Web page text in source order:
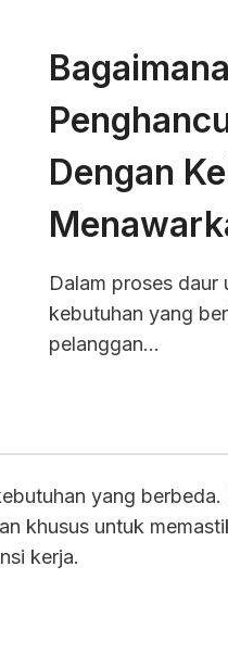
Dengan
Dalam proses
kebutuhan yang
pelanggan…
yang
khusus untuk
kerja.